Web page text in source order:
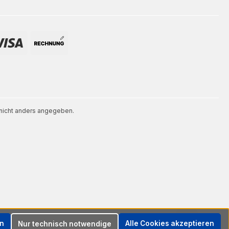
anders angegeben.
Nur technisch notwendige Alle Cookies akzeptieren